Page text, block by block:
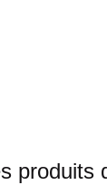
produits